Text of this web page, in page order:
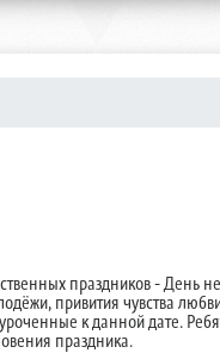
праздников - День
привития чувства
к данной дате.
праздника.